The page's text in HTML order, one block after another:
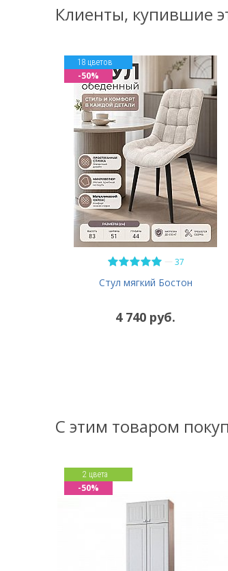
Клиенты, купившие
— 37
Стул мягкий Бостон
18 цветов
4 740 руб.
-50%
С этим товаром
2 цвета
-50%